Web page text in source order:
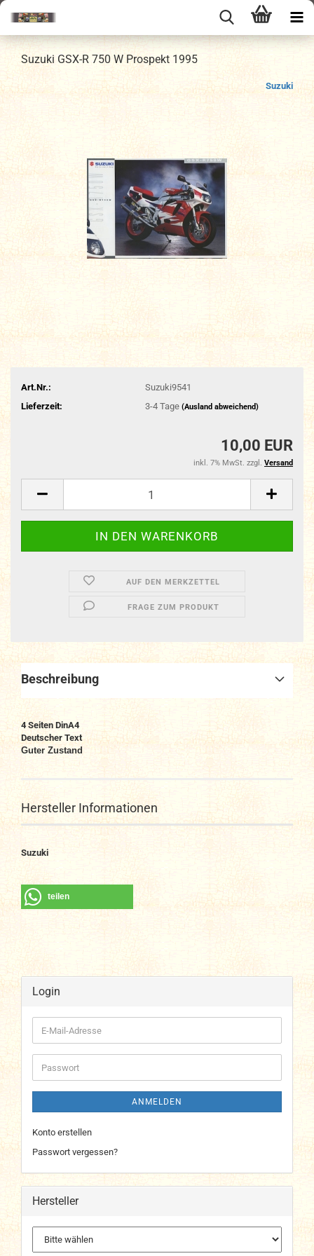
Suzuki GSX-R 750 W Prospekt 1995
Suzuki
Art.Nr.:
Suzuki9541
Lieferzeit:
3-4 Tage (Ausland abweichend)
10,00 EUR
inkl. 7% MwSt. zzgl. Versand
AUF DEN MERKZETTEL
FRAGE ZUM PRODUKT
Beschreibung
4 Seiten DinA4
Deutscher Text
Guter Zustand
Hersteller Informationen
Suzuki
teilen
Login
E-
Mail-
Adresse
Passwort
ANMELDEN
Konto erstellen
Passwort vergessen?
Hersteller